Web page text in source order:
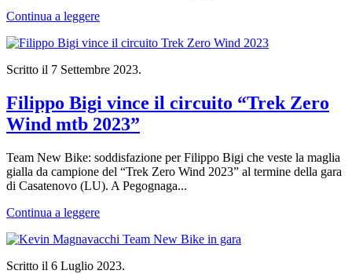
Continua a leggere
Scritto il 7 Settembre 2023.
Filippo Bigi vince il circuito “Trek Zero
Wind mtb 2023”
Team New Bike: soddisfazione per Filippo Bigi che veste la maglia
gialla da campione del “Trek Zero Wind 2023” al termine della gara
di Casatenovo (LU). A Pegognaga...
Continua a leggere
Scritto il 6 Luglio 2023.